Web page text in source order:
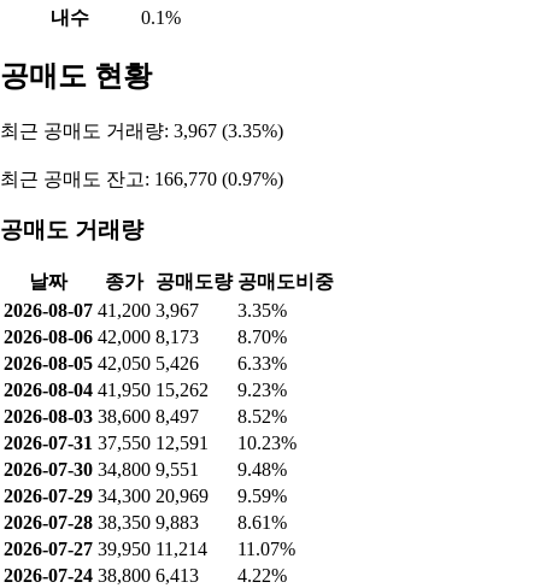
내수
0.1%
공매도 현황
최근 공매도 거래량: 3,967 (3.35%)
최근 공매도 잔고: 166,770 (0.97%)
공매도 거래량
날짜 종가 공매도량 공매도비중
2026-08-07 41,200 3,967
3.35%
2026-08-06 42,000 8,173
8.70%
2026-08-05 42,050 5,426
6.33%
2026-08-04 41,950 15,262
9.23%
2026-08-03 38,600 8,497
8.52%
2026-07-31 37,550 12,591
10.23%
2026-07-30 34,800 9,551
9.48%
2026-07-29 34,300 20,969
9.59%
2026-07-28 38,350 9,883
8.61%
2026-07-27 39,950 11,214
11.07%
2026-07-24 38,800 6,413
4.22%